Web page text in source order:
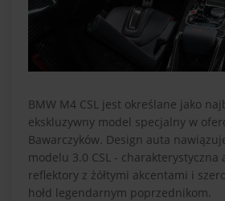
BMW M4 CSL jest określane jako
ekskluzywny model specjalny w
Bawarczyków. Design auta
modelu 3.0 CSL - charakterystyczna
reflektory z żółtymi akcentami i
hołd legendarnym poprzednikom.